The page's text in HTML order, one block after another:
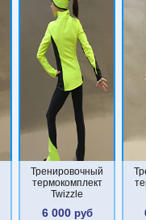
Тренировочный
термокомплект
Twizzle
6 000руб